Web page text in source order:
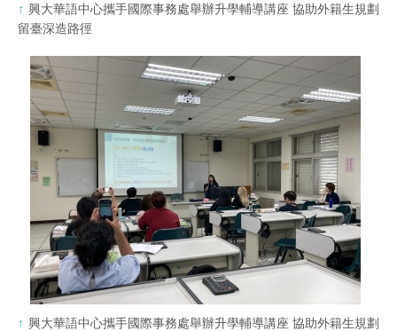
興大華語中心攜手國際事務處舉辦升學輔導講座 協助外籍生規劃
留臺深造路徑
興大華語中心攜手國際事務處舉辦升學輔導講座 協助外籍生規劃